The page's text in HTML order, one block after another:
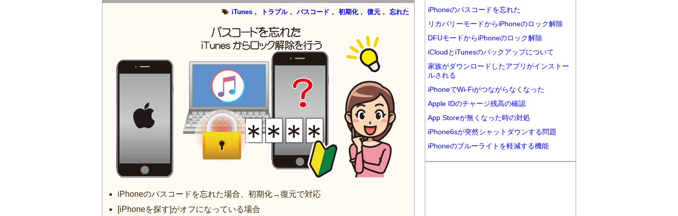
iTunes , トラブル , パスコード , 初期化 , 復元 , 忘れた
iPhoneのパスコードを忘れた場合、初期化→復元で対応
[iPhoneを探す]がオフになっている場合
iPhoneのパスコードを忘れた
リカバリーモードからiPhoneのロック解除
DFUモードからiPhoneのロック解除
iCloudとiTunesのバックアップについて
家族がダウンロードしたアプリがインストー
ルされる
iPhoneでWi-Fiがつながらなくなった
Apple IDのチャージ残高の確認
App Storeが無くなった時の対処
iPhone6sが突然シャットダウンする問題
iPhoneのブルーライトを軽減する機能